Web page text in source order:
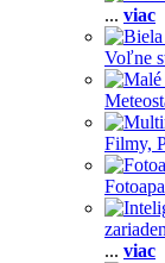
... viac
Voľne
Filmy,
... viac